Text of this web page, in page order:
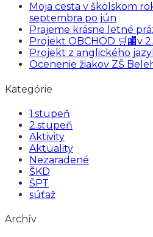
Moja cesta v školskom
septembra po jún
Prajeme krásne letné
Projekt OBCHOD 🛒🏬v
Projekt z anglického
Ocenenie žiakov ZŠ
Kategórie
1.stupeň
2.stupeň
Aktivity
Aktuality
Nezaradené
ŠKD
ŠPT
súťaž
Archív